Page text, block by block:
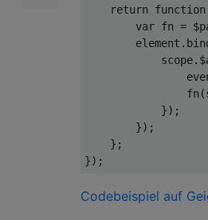
return
function
var fn =
            });
        });
    };
Codebeispiel auf